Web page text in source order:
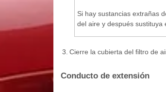
Si hay sustancias extrañas
del aire y después sustituya
3. Cierre la cubierta del filtro de
Conducto de extensión